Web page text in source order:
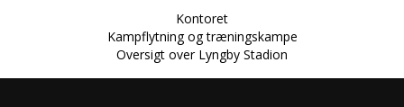
Kontoret
Kampflytning og træningskampe
Oversigt over Lyngby Stadion